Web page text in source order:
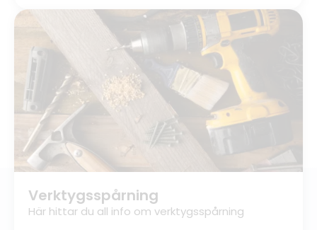
Verktygsspårning
Här hittar du all info om verktygsspårning